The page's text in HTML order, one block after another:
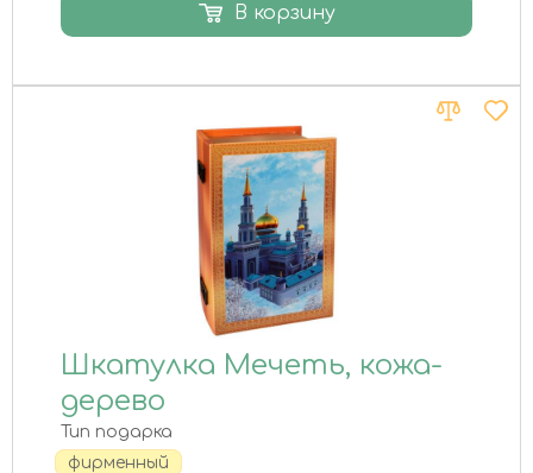
В корзину
Шкатулка Мечеть, кожа-
дерево
Тип подарка
фирменный